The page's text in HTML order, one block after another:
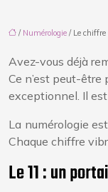
/ Numérologie / Le
Avez-vous déjà
Ce n’est peut-
exceptionnel. Il
La numérologie
Chaque chiffre
Le 11 : un